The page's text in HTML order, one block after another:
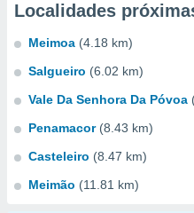
Localidades
Meimoa (4.18 km)
Salgueiro (6.02 km)
Vale Da Senhora Da Póvoa
Penamacor (8.43 km)
Casteleiro (8.47 km)
Meimão (11.81 km)